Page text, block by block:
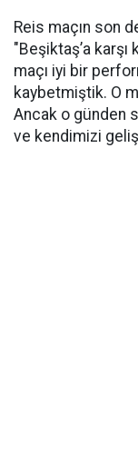
Reis maçın son
"Beşiktaş’a karşı
maçı iyi bir
kaybetmiştik. O
Ancak o günden
ve kendimizi